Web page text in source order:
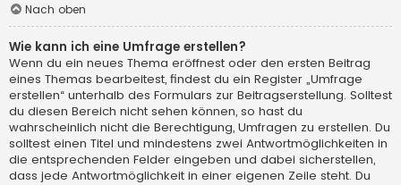
Nach oben
Wie kann ich eine Umfrage erstellen?
Wenn du ein neues Thema eröffnest oder den ersten Beitrag
eines Themas bearbeitest, findest du ein Register „Umfrage
erstellen“ unterhalb des Formulars zur Beitragserstellung. Solltest
du diesen Bereich nicht sehen können, so hast du
wahrscheinlich nicht die Berechtigung, Umfragen zu erstellen. Du
solltest einen Titel und mindestens zwei Antwortmöglichkeiten in
die entsprechenden Felder eingeben und dabei sicherstellen,
dass jede Antwortmöglichkeit in einer eigenen Zeile steht. Du